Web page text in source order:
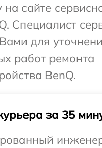
сайте
Специалист
для
работ ремонта
BenQ.
за 35